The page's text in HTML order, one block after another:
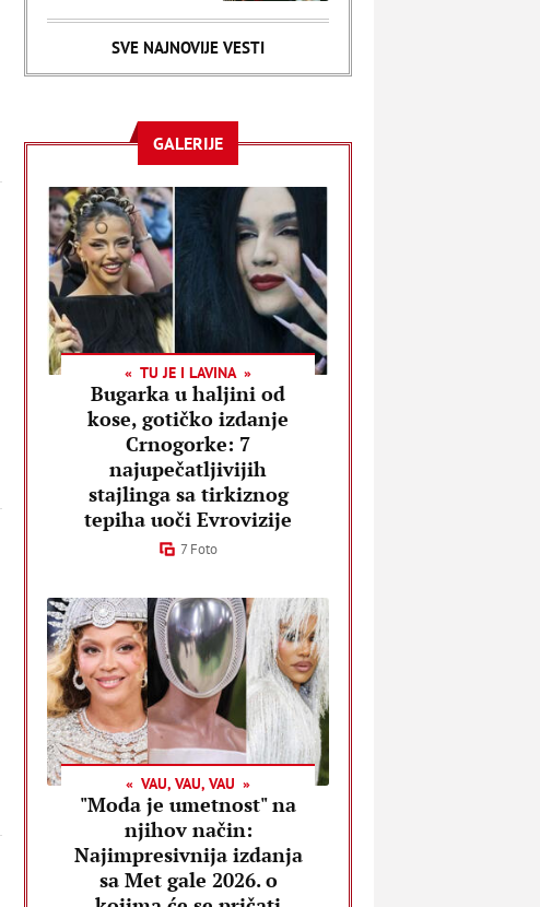
Galijanom?
SVE NAJNOVIJE VESTI
GALERIJE
TU JE I LAVINA
Bugarka u haljini od
kose, gotičko izdanje
Crnogorke: 7
najupečatljivijih
stajlinga sa tirkiznog
tepiha uoči Evrovizije
7 Foto
VAU, VAU, VAU
"Moda je umetnost" na
njihov način:
Najimpresivnija izdanja
sa Met gale 2026. o